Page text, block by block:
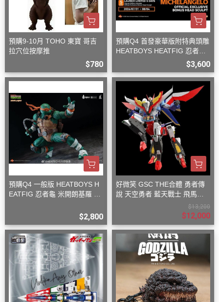
預購9-10月 TOHO 東寶 哥吉
拉穴位按摩推
$780
預購Q4 首發豪華版附特典頭雕
HEATBOYS HEATFIG 忍者龜
$3,600
預購Q4 一般版 HEATBOYS H
EATFIG 忍者龜 米開朗基羅 1/
$2,800
好微笑 GSC THE合體 勇者傳
說 天空勇者 藍天戰士 飛馬戰
$13,200
$12,000